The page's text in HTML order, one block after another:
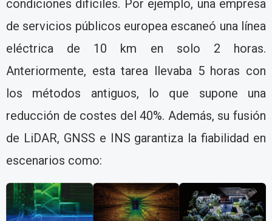
condiciones difíciles. Por ejemplo, una empresa
de servicios públicos europea escaneó una línea
eléctrica de 10 km en solo 2 horas.
Anteriormente, esta tarea llevaba 5 horas con
los métodos antiguos, lo que supone una
reducción de costes del 40%. Además, su fusión
de LiDAR, GNSS e INS garantiza la fiabilidad en
escenarios como: